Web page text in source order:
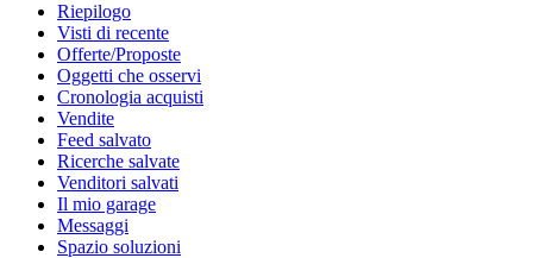
Riepilogo
Visti di recente
Offerte/Proposte
Oggetti che osservi
Cronologia acquisti
Vendite
Feed salvato
Ricerche salvate
Venditori salvati
Il mio garage
Messaggi
Spazio soluzioni